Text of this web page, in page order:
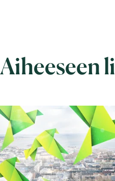
Aiheeseen